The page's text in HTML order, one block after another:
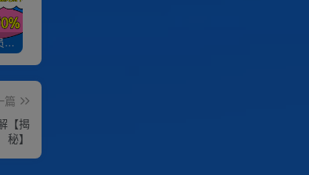
加入优优云网创会员，全站资源免费学习。
篇
【揭
秘】